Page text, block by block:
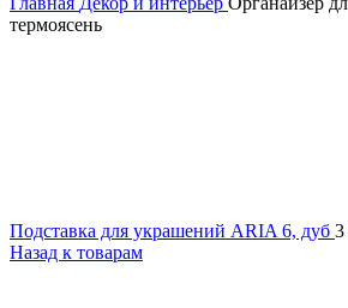
термоясень
Подставка для украшений ARIA 6, дуб 3
Назад к товарам